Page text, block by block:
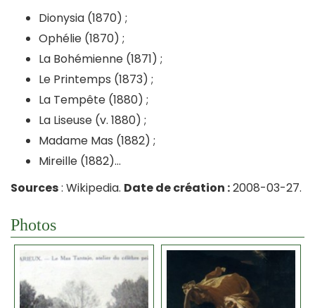
Dionysia (1870) ;
Ophélie (1870) ;
La Bohémienne (1871) ;
Le Printemps (1873) ;
La Tempête (1880) ;
La Liseuse (v. 1880) ;
Madame Mas (1882) ;
Mireille (1882)…
Sources: Wikipedia. Date de création :2008-03-27.
Photos